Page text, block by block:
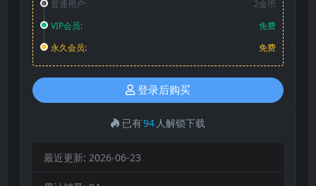
普通用户:
2金币
VIP会员:
免费
永久会员:
免费
登录后购买
已有94 人解锁下载
最近更新: 2026-06-23